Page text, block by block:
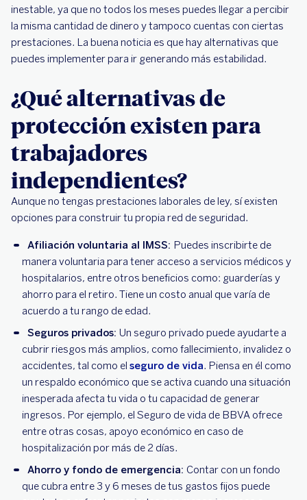
inestable, ya que no todos los meses puedes llegar a percibir
la misma cantidad de dinero y tampoco cuentas con ciertas
prestaciones. La buena noticia es que hay alternativas que
puedes implementer para ir generando más estabilidad.
¿Qué alternativas de
protección existen para
trabajadores
independientes?
Aunque no tengas prestaciones laborales de ley, sí existen
opciones para construir tu propia red de seguridad.
Afiliación voluntaria al IMSS: Puedes inscribirte de
manera voluntaria para tener acceso a servicios médicos y
hospitalarios, entre otros beneficios como: guarderías y
ahorro para el retiro. Tiene un costo anual que varía de
acuerdo a tu rango de edad.
Seguros privados: Un seguro privado puede ayudarte a
cubrir riesgos más amplios, como fallecimiento, invalidez o
accidentes, tal como el seguro de vida. Piensa en él como
un respaldo económico que se activa cuando una situación
inesperada afecta tu vida o tu capacidad de generar
ingresos. Por ejemplo, el Seguro de vida de BBVA ofrece
entre otras cosas, apoyo económico en caso de
hospitalización por más de 2 días.
Ahorro y fondo de emergencia: Contar con un fondo
que cubra entre 3 y 6 meses de tus gastos fijos puede